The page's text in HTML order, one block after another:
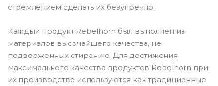
стремлением сделать их безупречно.
Каждый продукт Rebelhorn был выполнен из
материалов высочайшего качества, не
подверженных стиранию. Для достижения
максимального качества продуктов Rebelhorn при
их производстве используются как традиционные